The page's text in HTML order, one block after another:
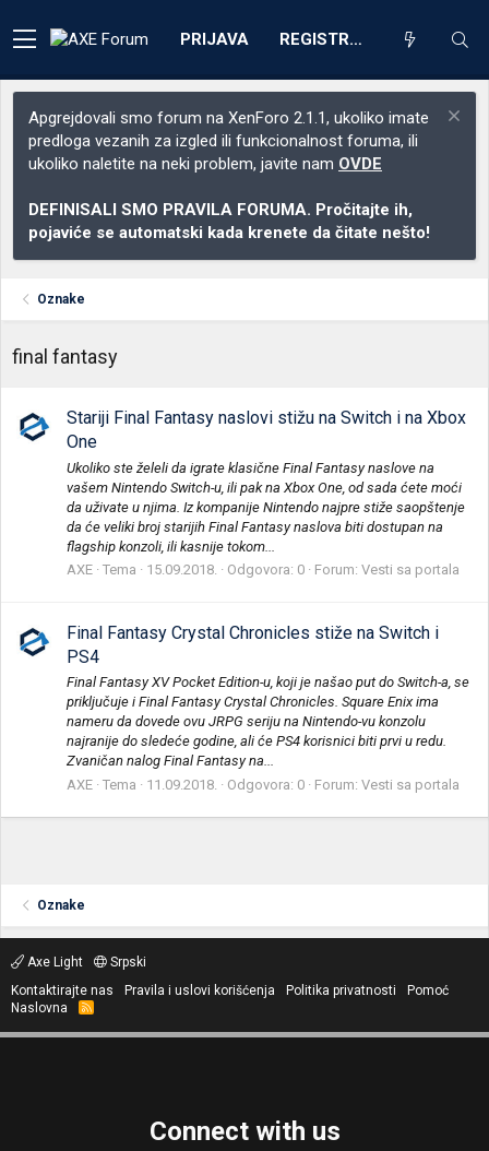
PRIJAVA REGISTRACIJA
Apgrejdovali smo forum na XenForo 2.1.1, ukoliko imate
predloga vezanih za izgled ili funkcionalnost foruma, ili
ukoliko naletite na neki problem, javite nam OVDE
DEFINISALI SMO PRAVILA FORUMA. Pročitajte ih,
pojaviće se automatski kada krenete da čitate nešto!
Oznake
final fantasy
Stariji Final Fantasy naslovi stižu na Switch i na Xbox
One
Ukoliko ste želeli da igrate klasične Final Fantasy naslove na
vašem Nintendo Switch-u, ili pak na Xbox One, od sada ćete moći
da uživate u njima. Iz kompanije Nintendo najpre stiže saopštenje
da će veliki broj starijih Final Fantasy naslova biti dostupan na
flagship konzoli, ili kasnije tokom...
AXE Tema 15.09.2018. Odgovora: 0 Forum: Vesti sa portala
Final Fantasy Crystal Chronicles stiže na Switch i
PS4
Final Fantasy XV Pocket Edition-u, koji je našao put do Switch-a, se
priključuje i Final Fantasy Crystal Chronicles. Square Enix ima
nameru da dovede ovu JRPG seriju na Nintendo-vu konzolu
najranije do sledeće godine, ali će PS4 korisnici biti prvi u redu.
Zvaničan nalog Final Fantasy na...
AXE Tema 11.09.2018. Odgovora: 0 Forum: Vesti sa portala
Oznake
Axe Light
Srpski
Kontaktirajte nas
Pravila i uslovi korišćenja Politika privatnosti
Pomoć
Naslovna
R
S
Connect with us